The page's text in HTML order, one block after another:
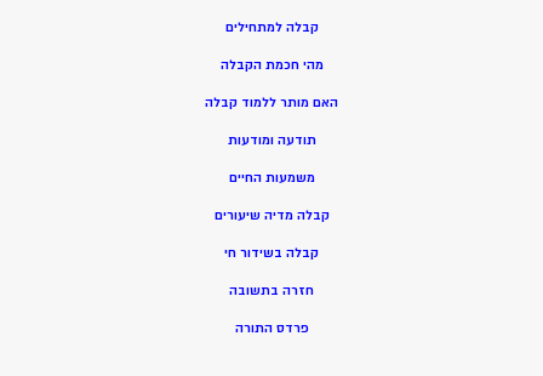
קבלה למתחילים
מהי חכמת הקבלה
האם מותר ללמוד קבלה
תודעה ומודעות
משמעות החיים
קבלה מדיה שיעורים
קבלה בשידור חי
חזרה בתשובה
פרדס התורה